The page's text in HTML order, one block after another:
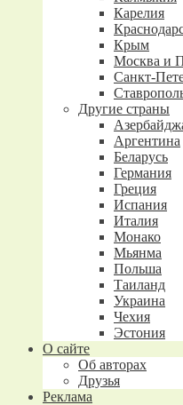
Карелия
Крым
Москва и
Санкт-
Другие страны
Аргентина
Беларусь
Германия
Греция
Испания
Италия
Монако
Мьянма
Польша
Таиланд
Украина
Чехия
Эстония
О сайте
Об авторах
Друзья
Реклама